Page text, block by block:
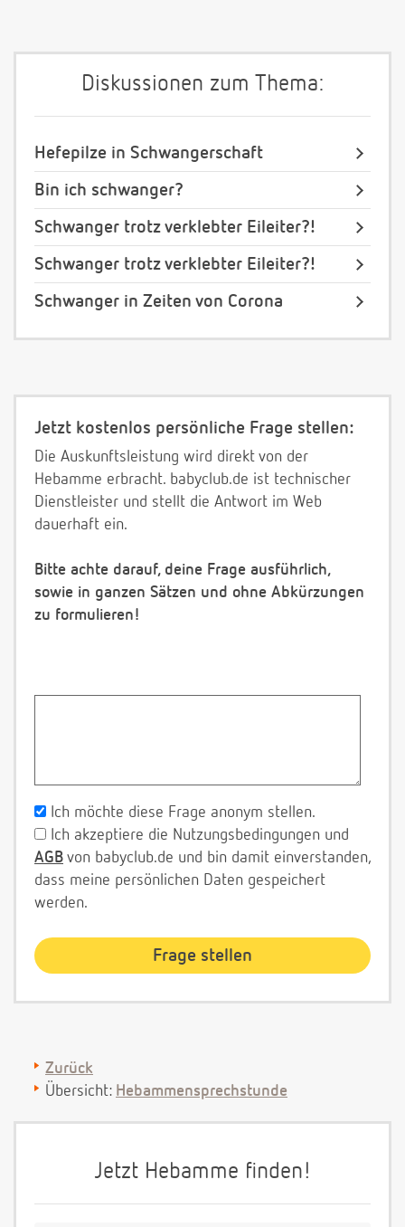
Diskussionen zum Thema:
Hefepilze in Schwangerschaft
Bin ich schwanger?
Schwanger trotz verklebter Eileiter?!
Schwanger trotz verklebter Eileiter?!
Schwanger in Zeiten von Corona
Jetzt kostenlos persönliche Frage stellen:
Die Auskunftsleistung wird direkt von der
Hebamme erbracht. babyclub.de ist technischer
Dienstleister und stellt die Antwort im Web
dauerhaft ein.
Bitte achte darauf, deine Frage ausführlich,
sowie in ganzen Sätzen und ohne Abkürzungen
zu formulieren!
Ich möchte diese Frage anonym stellen.
Ich akzeptiere die Nutzungsbedingungen und
AGB von babyclub.de und bin damit einverstanden,
dass meine persönlichen Daten gespeichert
werden.
Zurück
Übersicht: Hebammensprechstunde
Jetzt Hebamme finden!